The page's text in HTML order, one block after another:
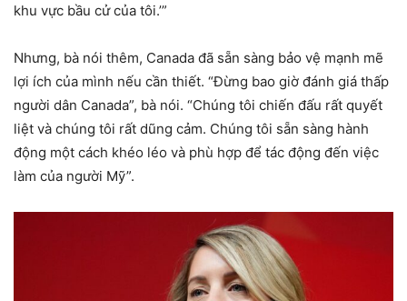
khu vực bầu cử của tôi.’”
Nhưng, bà nói thêm, Canada đã sẵn sàng bảo vệ mạnh mẽ
lợi ích của mình nếu cần thiết. “Đừng bao giờ đánh giá thấp
người dân Canada”, bà nói. “Chúng tôi chiến đấu rất quyết
liệt và chúng tôi rất dũng cảm. Chúng tôi sẵn sàng hành
động một cách khéo léo và phù hợp để tác động đến việc
làm của người Mỹ”.